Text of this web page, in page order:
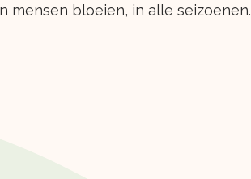
mensen bloeien, in alle seizoenen.